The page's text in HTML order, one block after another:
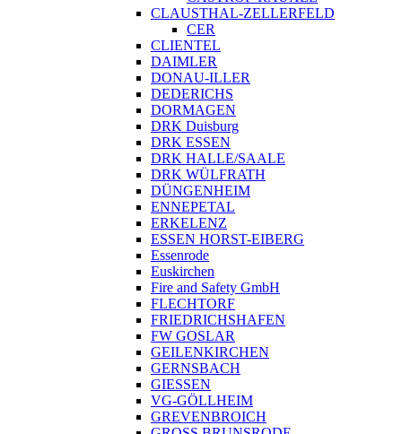
CLAUSTHAL-ZELLERFELD
CER
CLIENTEL
DAIMLER
DONAU-ILLER
DEDERICHS
DORMAGEN
DRK Duisburg
DRK ESSEN
DRK HALLE/SAALE
DRK WÜLFRATH
DÜNGENHEIM
ENNEPETAL
ERKELENZ
ESSEN HORST-EIBERG
Essenrode
Euskirchen
Fire and Safety GmbH
FLECHTORF
FRIEDRICHSHAFEN
FW GOSLAR
GEILENKIRCHEN
GERNSBACH
GIESSEN
VG-GÖLLHEIM
GREVENBROICH